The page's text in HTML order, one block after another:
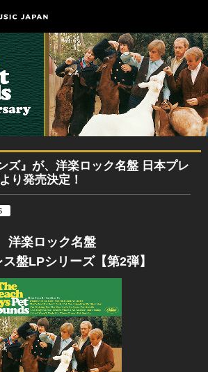
ズ』が、洋楽ロック名盤 日本プレ
り発売決定！
洋楽ロック名盤
ス盤LPシリーズ【第2弾】